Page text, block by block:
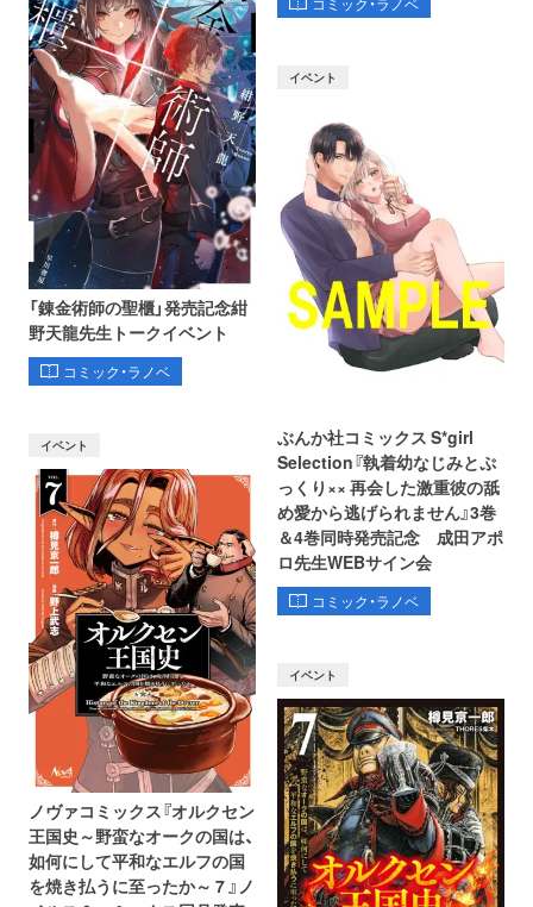
「錬金術師の聖櫃」発売記念紺
野天龍先生トークイベント
コミック・ラノベ
イベント
ぶんか社コミックス S*girl
Selection『執着幼なじみとぷ
っくり×× 再会した激重彼の舐
め愛から逃げられません』3巻
＆4巻同時発売記念 成田アポ
ロ先生WEBサイン会
コミック・ラノベ
イベント
ノヴァコミックス『オルクセン
王国史～野蛮なオークの国は、
如何にして平和なエルフの国
を焼き払うに至ったか～ 7 』ノ
イベント